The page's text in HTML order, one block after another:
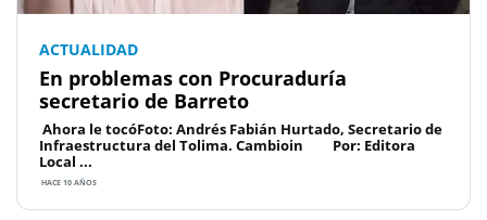
ACTUALIDAD
En problemas con Procuraduría
secretario de Barreto
Ahora le tocóFoto: Andrés Fabián Hurtado, Secretario de
Infraestructura del Tolima. Cambioin Por: Editora
Local ...
HACE 10 AÑOS